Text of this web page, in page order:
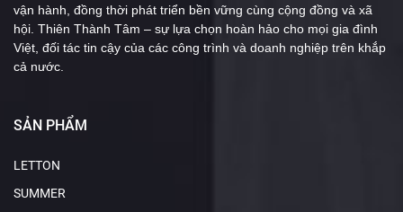
vận hành, đồng thời phát triển bền vững cùng cộng đồng và xã
hội. Thiên Thành Tâm – sự lựa chọn hoàn hảo cho mọi gia đình
Việt, đối tác tin cậy của các công trình và doanh nghiệp trên khắp
cả nước.
SẢN PHẨM
LETTON
SUMMER